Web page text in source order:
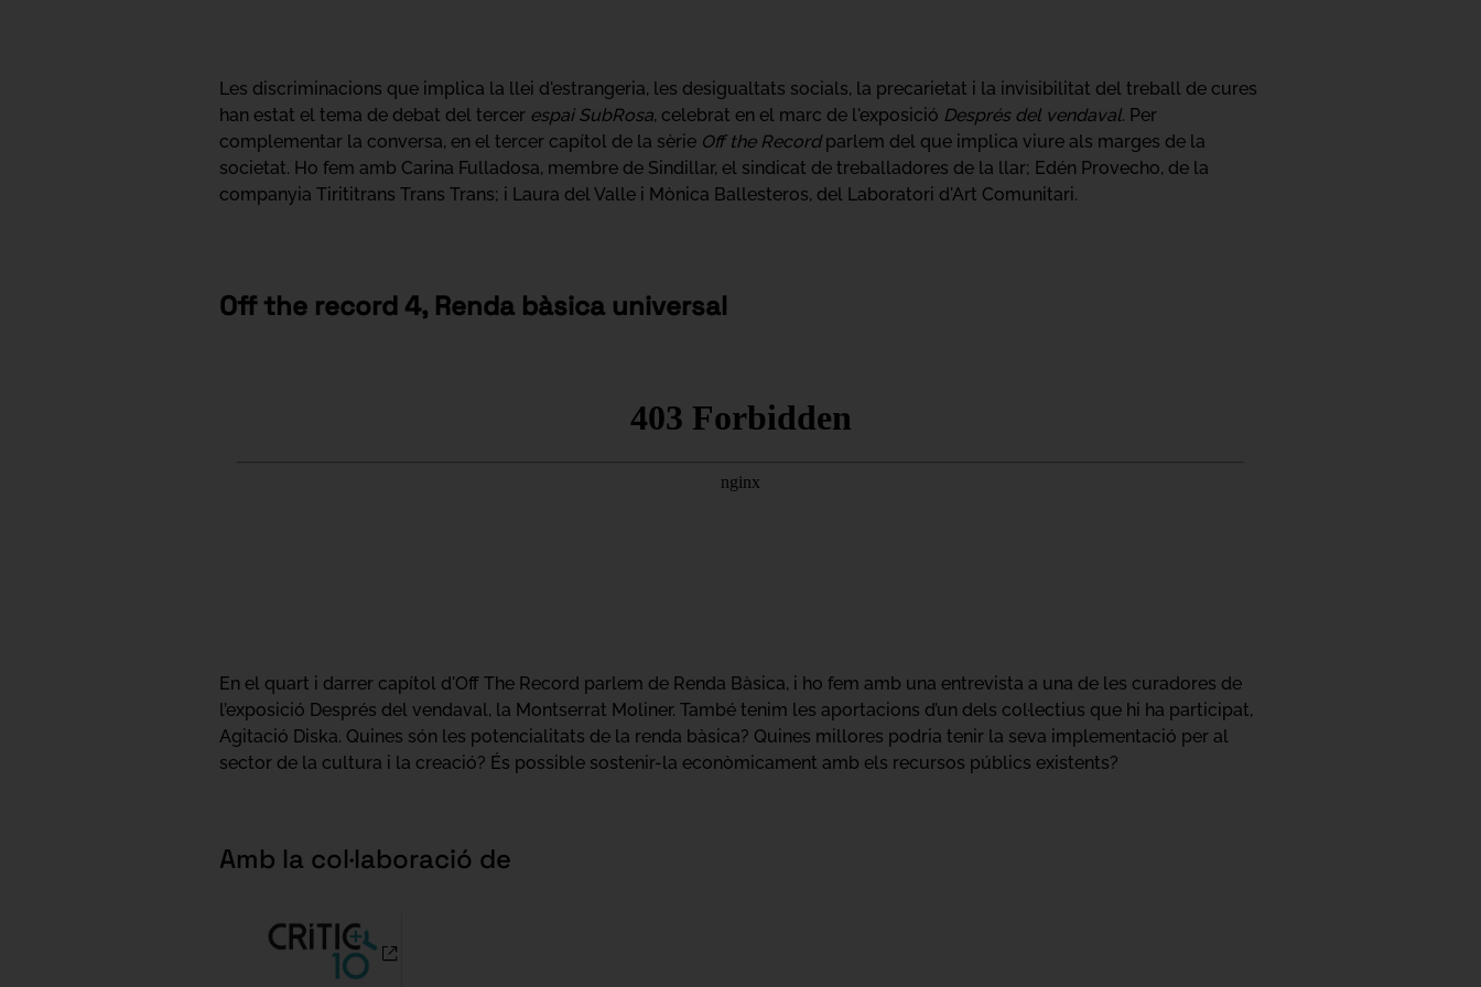
Les discriminacions que implica la llei d'estrangeria, les desigualtats socials, la precarietat i la invisibilitat del treball de cures
han estat el tema de debat del tercer espai SubRosa, celebrat en el marc de l'exposició Després del vendaval. Per
complementar la conversa, en el tercer capítol de la sèrie Off the Recordparlem del que implica viure als marges de la
societat. Ho fem amb Carina Fulladosa, membre de Sindillar, el sindicat de treballadores de la llar; Edén Provecho, de la
companyia Tirititrans Trans Trans; i Laura del Valle i Mònica Ballesteros, del Laboratori d'Art Comunitari.
Off the record 4, Renda bàsica universal
En el quart i darrer capítol d'Off The Record parlem de Renda Bàsica, i ho fem amb una entrevista a una de les curadores de
l’exposició Després del vendaval, la Montserrat Moliner. També tenim les aportacions d’un dels col·lectius que hi ha participat,
Agitació Diska. Quines són les potencialitats de la renda bàsica? Quines millores podria tenir la seva implementació per al
sector de la cultura i la creació? És possible sostenir-la econòmicament amb els recursos públics existents?
Amb la col·laboració de